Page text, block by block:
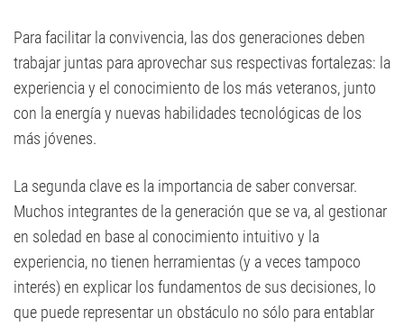
Para facilitar la convivencia, las dos generaciones deben
trabajar juntas para aprovechar sus respectivas fortalezas: la
experiencia y el conocimiento de los más veteranos, junto
con la energía y nuevas habilidades tecnológicas de los
más jóvenes.
La segunda clave es la importancia de saber conversar.
Muchos integrantes de la generación que se va, al gestionar
en soledad en base al conocimiento intuitivo y la
experiencia, no tienen herramientas (y a veces tampoco
interés) en explicar los fundamentos de sus decisiones, lo
que puede representar un obstáculo no sólo para entablar